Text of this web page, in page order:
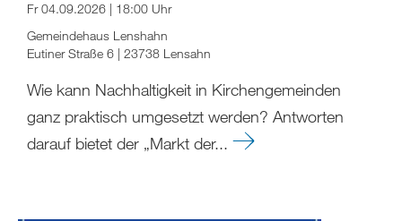
Fr 04.09.2026 | 18:00 Uhr
Gemeindehaus Lenshahn
Eutiner Straße 6 | 23738 Lensahn
Wie kann Nachhaltigkeit in Kirchengemeinden
ganz praktisch umgesetzt werden? Antworten
darauf bietet der „Markt der...